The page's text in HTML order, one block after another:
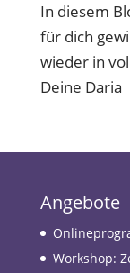
In diesem
für dich
wieder in
Deine Daria
Angebote
Workshop: